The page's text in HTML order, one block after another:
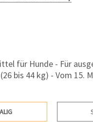
für Hunde - Für
bis 44 kg) - Vom 15.